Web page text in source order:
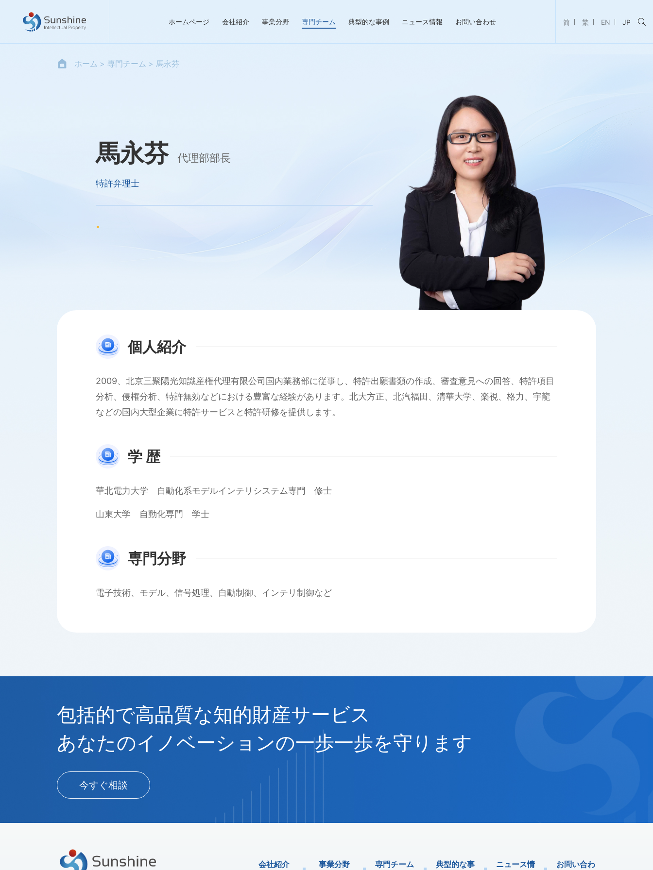
ホームページ 会社紹介 事業分野 専門チーム 典型的な事例 ニュース情報 お問い合わせ 简 繁 EN JP
ホーム 専門チーム 馬永芬
馬永芬 代理部部長
特許弁理士
個人紹介
2009、北京三聚陽光知識産権代理有限公司国内業務部に従事し、特許出願書類の作成、審査意見への回答、特許項目
分析、侵権分析、特許無効などにおける豊富な経験があります。北大方正、北汽福田、清華大学、楽視、格力、宇龍
などの国内大型企業に特許サービスと特許研修を提供します。
学 歴
華北電力大学 自動化系モデルインテリシステム専門 修士
山東大学 自動化専門 学士
専門分野
電子技術、モデル、信号処理、自動制御、インテリ制御など
包括的で高品質な知的財産サービス
あなたのイノベーションの一歩一歩を守ります
今すぐ相談
会社紹介 事業分野 専門チーム
典型的な事
ニュース情
お問い合わ